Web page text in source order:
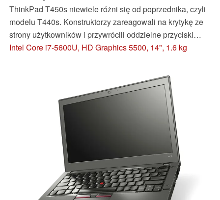
ThinkPad T450s niewiele różni się od poprzednika, czyli
modelu T440s. Konstruktorzy zareagowali na krytykę ze
strony użytkowników i przywrócili oddzielne przyciski
manipulatora punktowego. Płytka dotykowa ma jednak
Intel Core i7-5600U, HD Graphics 5500, 14", 1.6 kg